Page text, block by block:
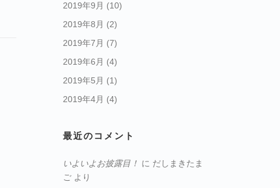
2019年9月 (10)
2019年8月 (2)
2019年7月 (7)
2019年6月 (4)
2019年5月 (1)
2019年4月 (4)
最近のコメント
いよいよお披露目！ に だしまきたま
ご より